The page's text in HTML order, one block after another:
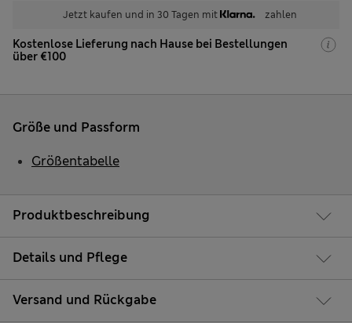
Jetzt kaufen und in 30 Tagen mit zahlen
Kostenlose Lieferung nach Hause bei Bestellungen
über €100
Produktbeschreibung
Details und Pflege
Versand und Rückgabe
Größe und Passform
Größentabelle